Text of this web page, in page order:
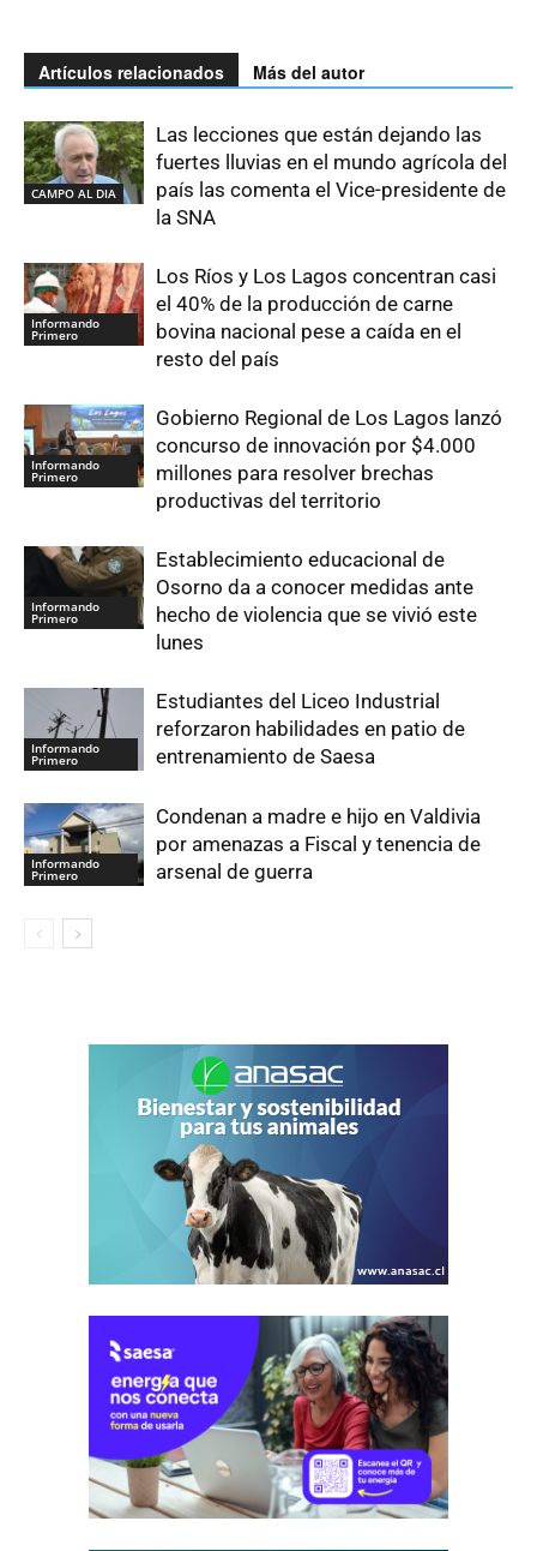
Artículos relacionados Más del autor
CAMPO AL DIA
Las lecciones que están dejando las
fuertes lluvias en el mundo agrícola del
país las comenta el Vice-presidente de
la SNA
Informando
Primero
Los Ríos y Los Lagos concentran casi
el 40% de la producción de carne
bovina nacional pese a caída en el
resto del país
Informando
Primero
Gobierno Regional de Los Lagos lanzó
concurso de innovación por $4.000
millones para resolver brechas
productivas del territorio
Informando
Primero
Establecimiento educacional de
Osorno da a conocer medidas ante
hecho de violencia que se vivió este
lunes
Informando
Primero
Estudiantes del Liceo Industrial
reforzaron habilidades en patio de
entrenamiento de Saesa
Informando
Primero
Condenan a madre e hijo en Valdivia
por amenazas a Fiscal y tenencia de
arsenal de guerra